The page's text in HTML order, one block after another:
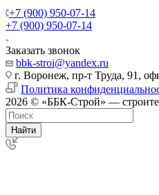
+7 (900) 950-07-14
+7 (900) 950-07-14
Заказать звонок
bbk-stroi@yandex.ru
г. Воронеж, пр-т Труда, 91,
Политика
2026 © «ББК-Строй» —
Найти